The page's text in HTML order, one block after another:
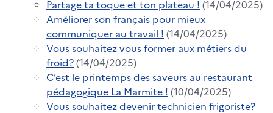
Partage ta toque et ton plateau ! (14/04/2025)
Améliorer son français pour mieux
communiquer au travail ! (14/04/2025)
Vous souhaitez vous former aux métiers du
froid?(14/04/2025)
C’est le printemps des saveurs au restaurant
pédagogique La Marmite ! (10/04/2025)
Vous souhaitez devenir technicien frigoriste?